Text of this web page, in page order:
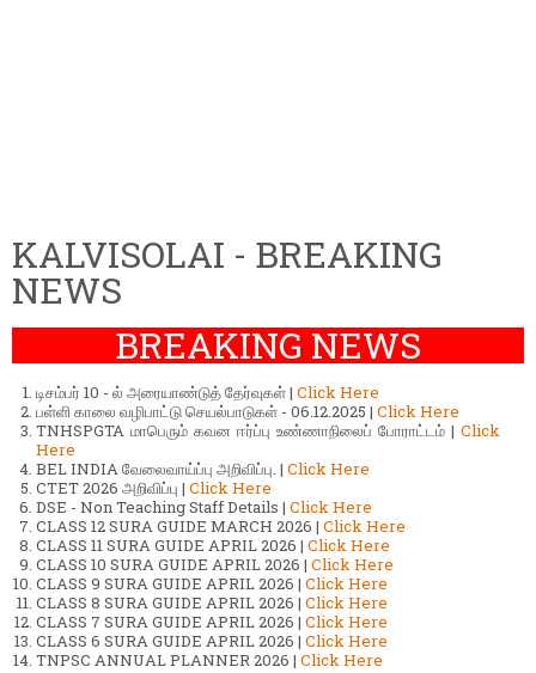
KALVISOLAI - BREAKING
NEWS
BREAKING NEWS
டிசம்பர் 10 - ல் அரையாண்டுத் தேர்வுகள் | Click Here
பள்ளி காலை வழிபாட்டு செயல்பாடுகள் - 06.12.2025 | Click Here
TNHSPGTA மாபெரும் கவன ஈர்ப்பு உண்ணாநிலைப் போராட்டம் | Click
Here
BEL INDIA வேலைவாய்ப்பு அறிவிப்பு. | Click Here
CTET 2026 அறிவிப்பு | Click Here
DSE - Non Teaching Staff Details | Click Here
CLASS 12 SURA GUIDE MARCH 2026 | Click Here
CLASS 11 SURA GUIDE APRIL 2026 | Click Here
CLASS 10 SURA GUIDE APRIL 2026 | Click Here
CLASS 9 SURA GUIDE APRIL 2026 | Click Here
CLASS 8 SURA GUIDE APRIL 2026 | Click Here
CLASS 7 SURA GUIDE APRIL 2026 | Click Here
CLASS 6 SURA GUIDE APRIL 2026 | Click Here
TNPSC ANNUAL PLANNER 2026 | Click Here